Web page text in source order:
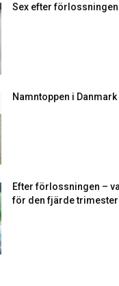
Sex efter
Namntoppen i Danmark
Efter förlossningen –
för den fjärde